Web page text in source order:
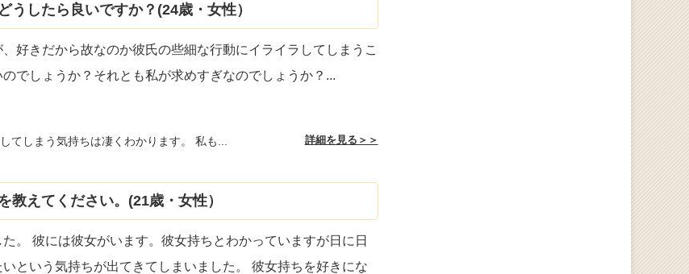
したら良いですか？(24歳・女性）
好きだから故なのか彼氏の些細な行動にイライラしてしまうこ
でしょうか？それとも私が求めすぎなのでしょうか？ ...
てしまう気持ちは凄くわかります。 私も... 詳細を見る＞＞
えてください。(21歳・女性）
。 彼には彼女がいます。彼女持ちとわかっていますが日に日
という気持ちが出てきてしまいました。 彼女持ちを好きにな